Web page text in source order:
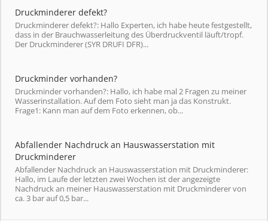
Druckminderer defekt?
Druckminderer defekt?: Hallo Experten, ich habe heute festgestellt,
dass in der Brauchwasserleitung des Überdruckventil läuft/tropf.
Der Druckminderer (SYR DRUFI DFR)...
Druckminder vorhanden?
Druckminder vorhanden?: Hallo, ich habe mal 2 Fragen zu meiner
Wasserinstallation. Auf dem Foto sieht man ja das Konstrukt.
Frage1: Kann man auf dem Foto erkennen, ob...
Abfallender Nachdruck an Hauswasserstation mit
Druckminderer
Abfallender Nachdruck an Hauswasserstation mit Druckminderer:
Hallo, im Laufe der letzten zwei Wochen ist der angezeigte
Nachdruck an meiner Hauswasserstation mit Druckminderer von
ca. 3 bar auf 0,5 bar...